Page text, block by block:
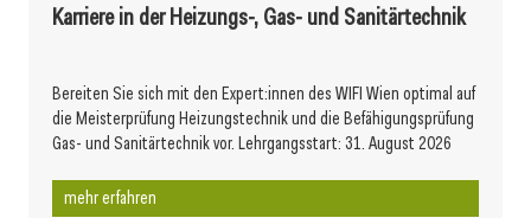
Karriere in der Heizungs-, Gas- und Sanitärtechnik
Bereiten Sie sich mit den Expert:innen des WIFI Wien optimal auf
die Meisterprüfung Heizungstechnik und die Befähigungsprüfung
Gas- und Sanitärtechnik vor. Lehrgangsstart: 31. August 2026
mehr erfahren